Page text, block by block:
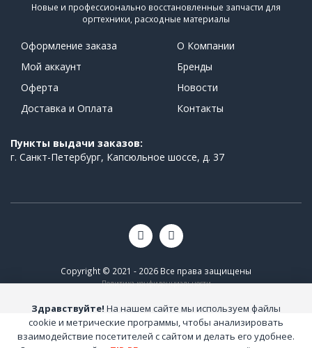
Новые и профессионально восстановленные запчасти для
оргтехники, расходные материалы
Оформление заказа
Мой аккаунт
Оферта
Доставка и Оплата
О Компании
Бренды
Новости
Контакты
Пункты выдачи заказов:
г. Санкт-Петербург, Капсюльное шоссе, д. 37
Copyright © 2021 - 2026 Все права защищены
Политика конфиденциальности
Здравствуйте! На нашем сайте мы используем файлы
cookie и метрические программы, чтобы анализировать
взаимодействие посетителей с сайтом и делать его удобнее.